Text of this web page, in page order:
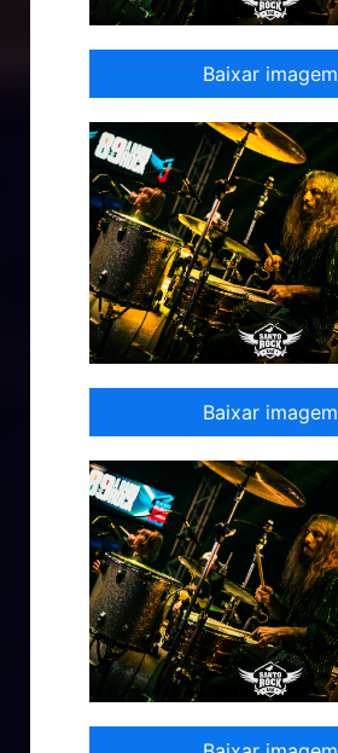
Baixar imagem
Baixar imagem